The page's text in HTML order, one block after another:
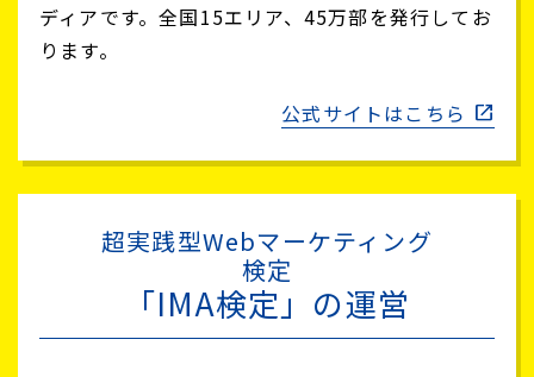
ディアです。全国15エリア、45万部を発行してお
ります。
公式サイトはこちら
超実践型Webマーケティング
検定
「IMA検定」の運営